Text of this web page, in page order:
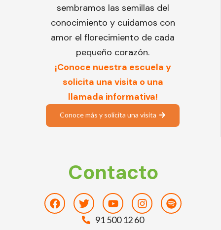
sembramos las semillas del
conocimiento y cuidamos con
amor el florecimiento de cada
pequeño corazón.
¡Conoce nuestra escuela y
solicita una visita o una
llamada informativa!
Conoce más y solicita una visita
Contacto
FacebookTwitterYoutubeInstagramSpotify
91 500 12 60